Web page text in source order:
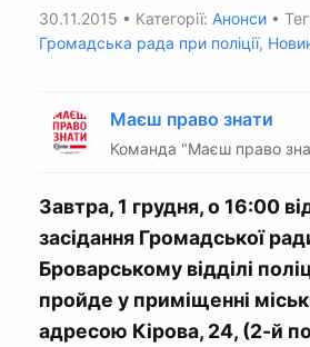
30.11.2015 • Категорії: Анонси •
Громадська рада при поліції,
Маєш право знати
Команда "Маєш право
Завтра, 1 грудня, о 16:00
засідання Громадської
Броварському відділі
пройде у приміщенні
адресою Кірова, 24, (2-й